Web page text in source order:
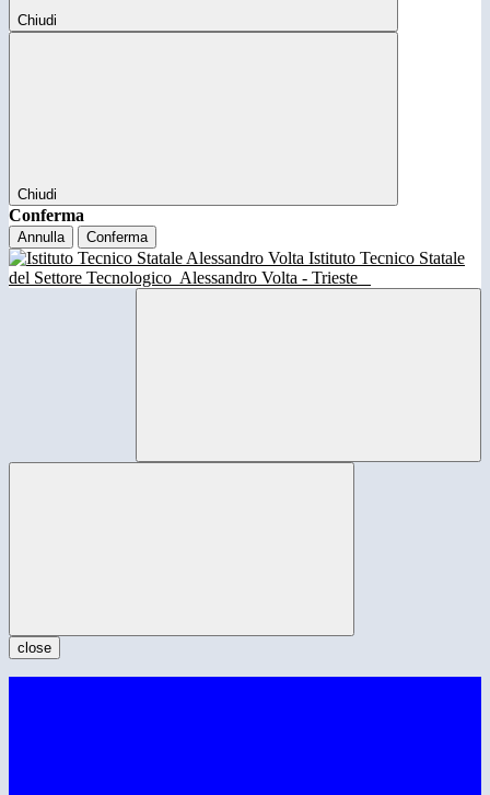
Chiudi
Chiudi
Conferma
Annulla Conferma
Istituto Tecnico Statale
del Settore Tecnologico Alessandro Volta - Trieste
close